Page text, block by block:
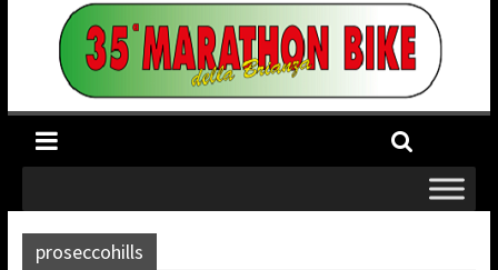
proseccohills